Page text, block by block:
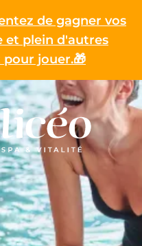
de gagner vos
et plein d'autres
pour jouer.🎁